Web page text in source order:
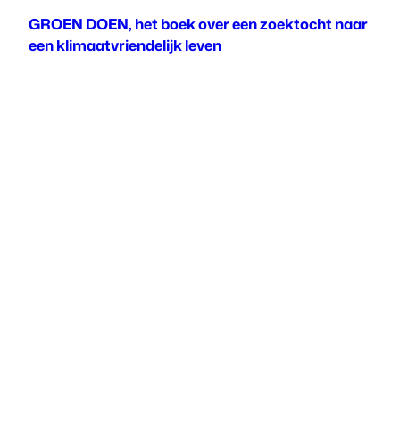
GROEN DOEN, het boek over een zoektocht naar
een klimaatvriendelijk leven